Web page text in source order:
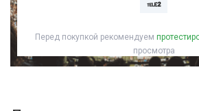
Перед покупкой рекомендуем
просмотра